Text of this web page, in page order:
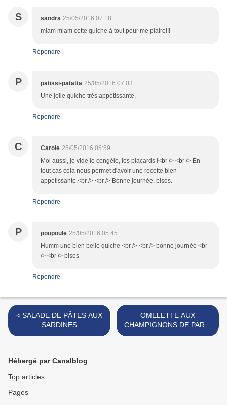
S sandra 25/05/2016 07:18
miam miam cette quiche à tout pour me plaire!!!
Répondre
P patissi-patatta 25/05/2016 07:03
Une jolie quiche très appétissante.
Répondre
C Carole 25/05/2016 05:59
Moi aussi, je vide le congélo, les placards !<br /> <br /> En
tout cas cela nous permet d'avoir une recette bien
appétissante.<br /> <br /> Bonne journée, bises.
Répondre
P poupoule 25/05/2016 05:45
Humm une bien belle quiche <br /> <br /> bonne journée <br
/> <br /> bises
Répondre
< SALADE DE PÂTES AUX
SARDINES
OMELETTE AUX
CHAMPIGNONS DE PARIS
FRAIS ET GRUYERE >
Hébergé par Canalblog
Top articles
Pages